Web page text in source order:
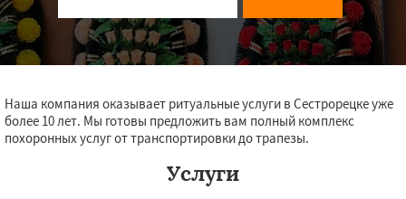
Наша компания оказывает ритуальные услуги в Сестрорецке уже
более 10 лет. Мы готовы предложить вам полный комплекс
похоронных услуг от транспортировки до трапезы.
Услуги